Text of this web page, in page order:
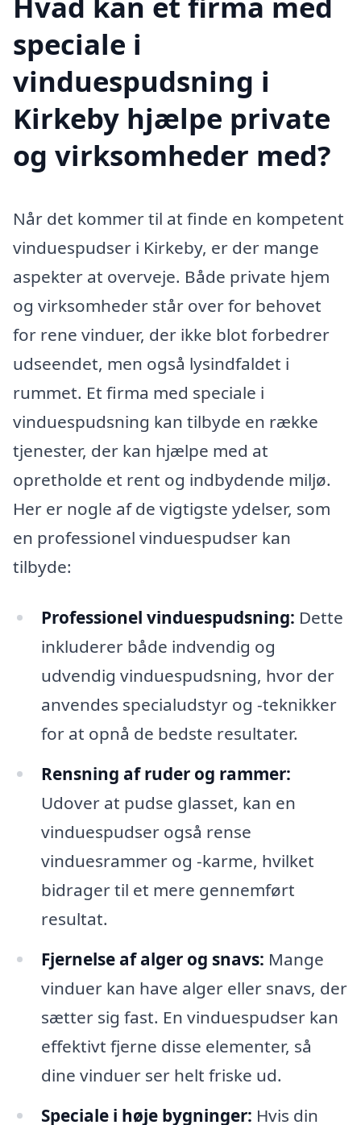
speciale i
vinduespudsning i
Kirkeby hjælpe private
og virksomheder med?
Når det kommer til at finde en kompetent
vinduespudser i Kirkeby, er der mange
aspekter at overveje. Både private hjem
og virksomheder står over for behovet
for rene vinduer, der ikke blot forbedrer
udseendet, men også lysindfaldet i
rummet. Et firma med speciale i
vinduespudsning kan tilbyde en række
tjenester, der kan hjælpe med at
opretholde et rent og indbydende miljø.
Her er nogle af de vigtigste ydelser, som
en professionel vinduespudser kan
tilbyde:
Professionel vinduespudsning: Dette
inkluderer både indvendig og
udvendig vinduespudsning, hvor der
anvendes specialudstyr og -teknikker
for at opnå de bedste resultater.
Rensning af ruder og rammer:
Udover at pudse glasset, kan en
vinduespudser også rense
vinduesrammer og -karme, hvilket
bidrager til et mere gennemført
resultat.
Fjernelse af alger og snavs: Mange
vinduer kan have alger eller snavs, der
sætter sig fast. En vinduespudser kan
effektivt fjerne disse elementer, så
dine vinduer ser helt friske ud.
Speciale i høje bygninger: Hvis din